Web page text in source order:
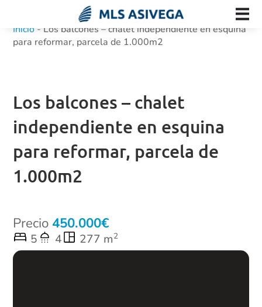
Inicio - Los balcones – chalet independiente en esquina
para reformar, parcela de 1.000m2
Los balcones – chalet
independiente en esquina
para reformar, parcela de
1.000m2
Precio 450.000
5 4 277 m2